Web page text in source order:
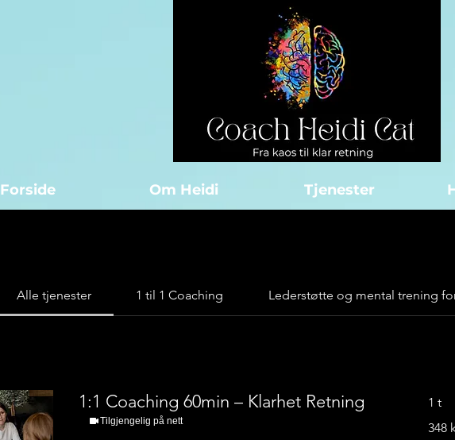
Forside Om Heidi Tjenester
Alle tjenester 1 til 1 Coaching Lederstøtte og mental trening
1:1 Coaching 60min – Klarhet Retning
Tilgjengelig på nett
1 t
norske
348